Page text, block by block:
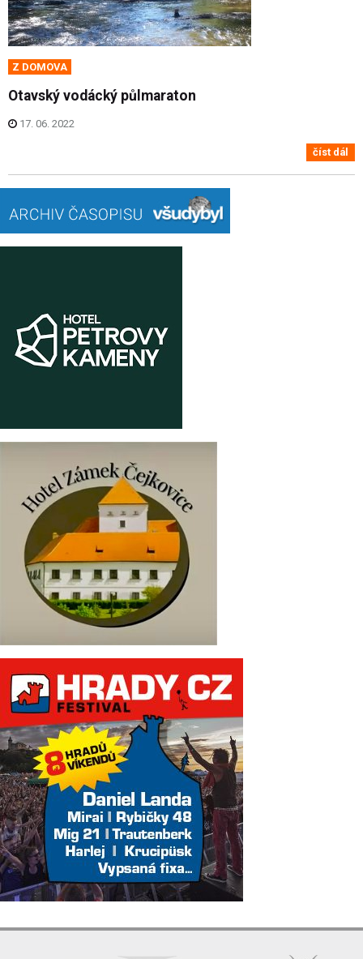
Z DOMOVA
Otavský vodácký půlmaraton
17. 06. 2022
číst dál